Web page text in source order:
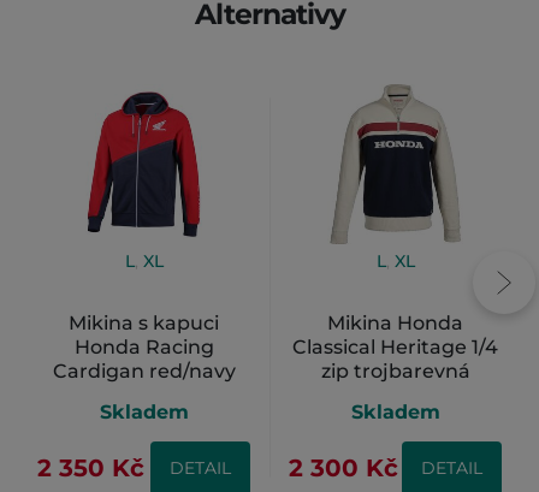
Alternativy
L, XL
Mikina s kapuci
Honda Racing
Cardigan red/navy
Skladem
2 350 Kč DETAIL
L, XL
Mikina Honda
Classical Heritage 1/4
zip trojbarevná
Skladem
2 300 Kč DETAIL